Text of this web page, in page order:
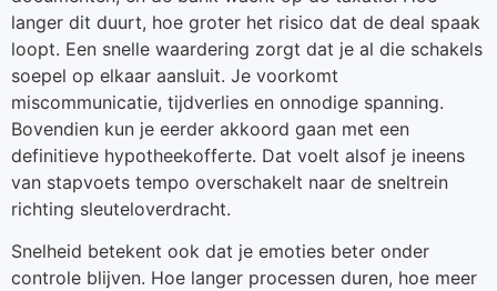
langer dit duurt, hoe groter het risico dat de deal spaak
loopt. Een snelle waardering zorgt dat je al die schakels
soepel op elkaar aansluit. Je voorkomt
miscommunicatie, tijdverlies en onnodige spanning.
Bovendien kun je eerder akkoord gaan met een
definitieve hypotheekofferte. Dat voelt alsof je ineens
van stapvoets tempo overschakelt naar de sneltrein
richting sleuteloverdracht.
Snelheid betekent ook dat je emoties beter onder
controle blijven. Hoe langer processen duren, hoe meer